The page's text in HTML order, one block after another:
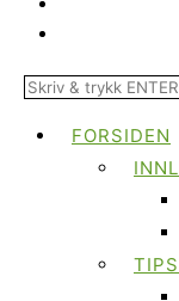
FORSIDEN